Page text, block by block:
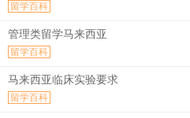
留学百科
管理类留学马来西亚
留学百科
马来西亚临床实验要求
留学百科